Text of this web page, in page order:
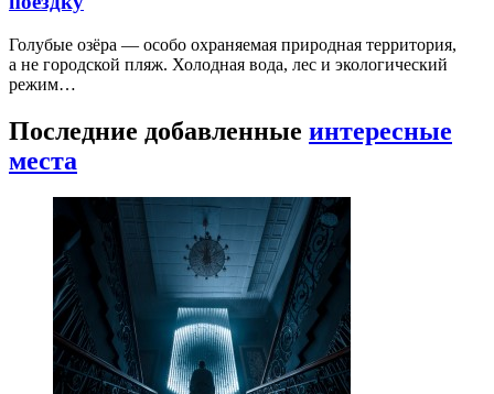
Голубые озёра — особо охраняемая природная территория,
а не городской пляж. Холодная вода, лес и экологический
режим…
Последние добавленные интересные
места